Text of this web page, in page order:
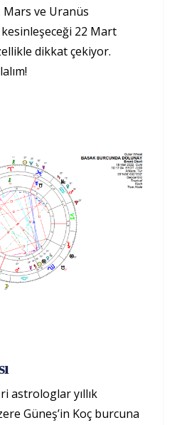
Mars ve Uranüs
kesinleşeceği 22 Mart
dikkat çekiyor.
astrologlar yıllık
Güneş’in Koç burcuna